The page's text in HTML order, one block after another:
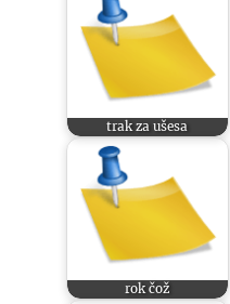
trak za ušesa
rok čož